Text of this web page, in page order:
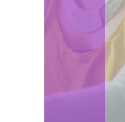
connexion
Ricoh
d'impression et de papier
sur le cloud sans